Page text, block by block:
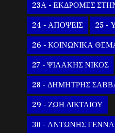
23Α - ΕΚΔΡΟΜΕΣ
24 - ΑΠΟΨΕΙΣ 25 -
26 - ΚΟΙΝΩΝΙΚΑ
27 - ΨΙΛΑΚΗΣ ΝΙΚΟΣ
28 - ΔΗΜΗΤΡΗΣ
29 - ΖΩΗ ΔΙΚΤΑΙΟΥ
30 - ΑΝΤΩΝΗΣ